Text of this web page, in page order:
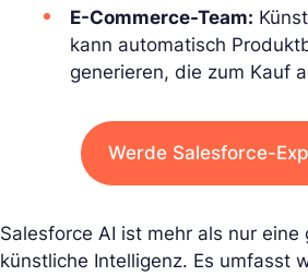
E-Commerce-Team:
kann automatisch
generieren, die zum Kauf
Werde Salesforce-
Salesforce AI ist mehr als nur eine
künstliche Intelligenz. Es umfasst